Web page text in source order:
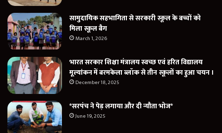
सामुदायिक सहभागिता से सरकारी स्कूल के बच्चों को
मिला स्कूल बैग
March 1, 2026
भारत सरकार शिक्षा मंत्रालय स्वच्छ एवं हरित विद्यालय
मूल्यांकन में बरमकेला ब्लॉक से तीन स्कूलों का हुआ चयन ।
December 18, 2025
*सरपंच ने पेड़ लगाया और दी न्यौता भोज*
June 19, 2025